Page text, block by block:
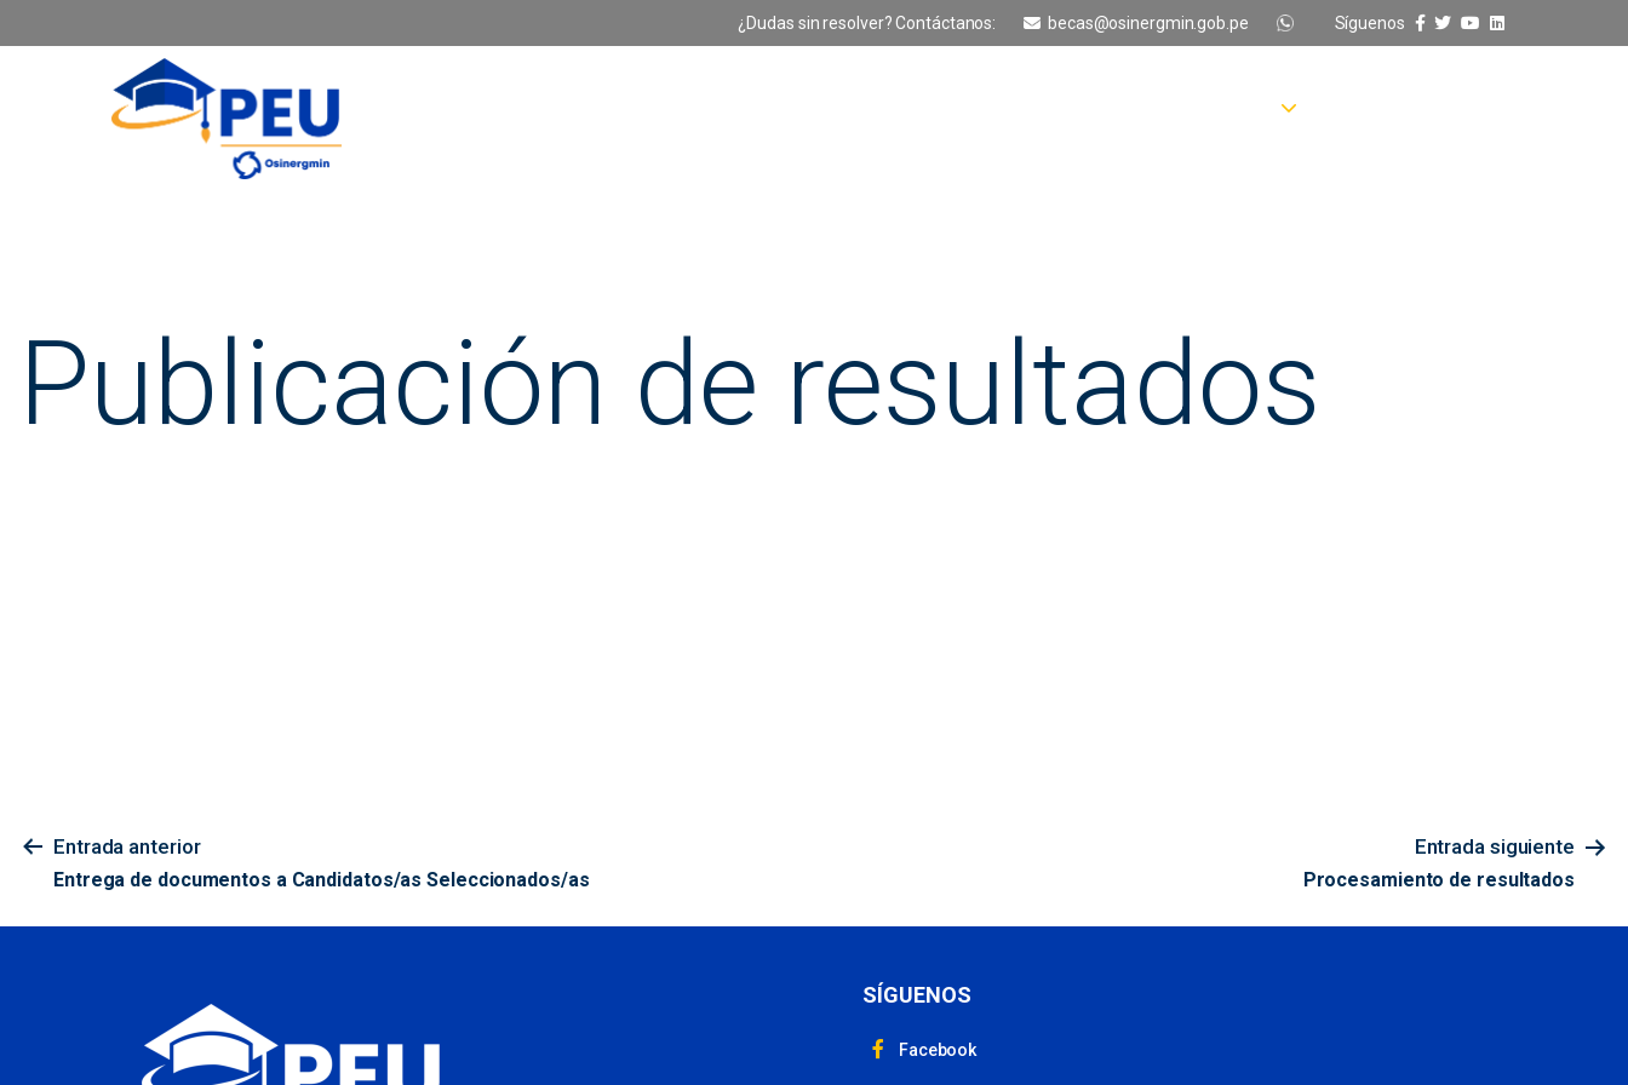
¿Dudas sin resolver? Contáctanos: becas@osinergmin.gob.pe Síguenos
Publicación de resultados
Entrada anterior
Entrega de documentos a Candidatos/as Seleccionados/as
Entrada siguiente
Procesamiento de resultados
SÍGUENOS
Facebook